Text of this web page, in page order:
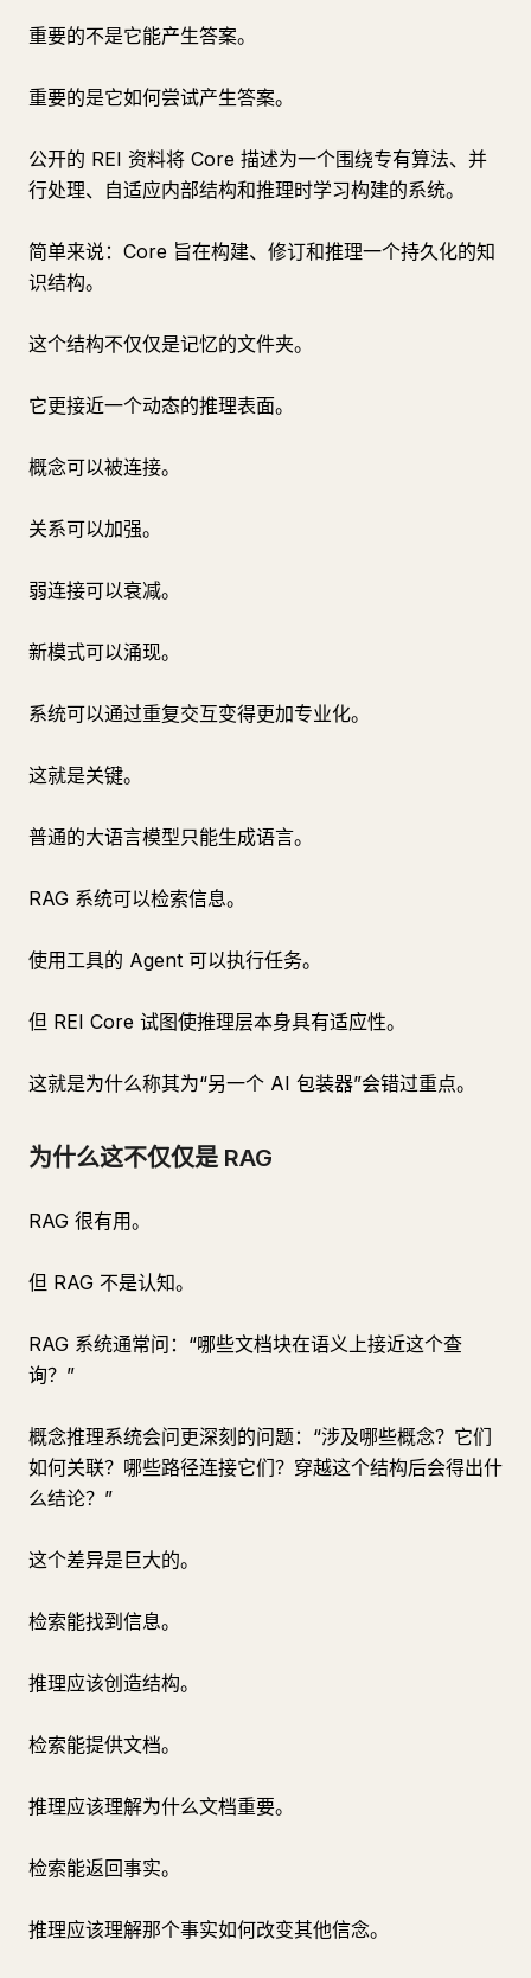
重要的不是它能产生答案。
重要的是它如何尝试产生答案。
公开的 REI 资料将 Core 描述为一个围绕专有算法、并
行处理、自适应内部结构和推理时学习构建的系统。
简单来说：Core 旨在构建、修订和推理一个持久化的知
识结构。
这个结构不仅仅是记忆的文件夹。
它更接近一个动态的推理表面。
概念可以被连接。
关系可以加强。
弱连接可以衰减。
新模式可以涌现。
系统可以通过重复交互变得更加专业化。
这就是关键。
普通的大语言模型只能生成语言。
RAG 系统可以检索信息。
使用工具的 Agent 可以执行任务。
但 REI Core 试图使推理层本身具有适应性。
这就是为什么称其为“另一个 AI 包装器”会错过重点。
为什么这不仅仅是 RAG
RAG 很有用。
但 RAG 不是认知。
RAG 系统通常问：“哪些文档块在语义上接近这个查
询？”
概念推理系统会问更深刻的问题：“涉及哪些概念？它们
如何关联？哪些路径连接它们？穿越这个结构后会得出什
么结论？”
这个差异是巨大的。
检索能找到信息。
推理应该创造结构。
检索能提供文档。
推理应该理解为什么文档重要。
检索能返回事实。
推理应该理解那个事实如何改变其他信念。